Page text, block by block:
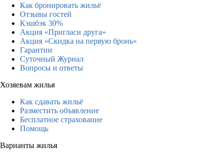
Как бронировать жильё
Отзывы гостей
Кэшбэк 30%
Акция «Пригласи друга»
Акция «Скидка на первую бронь»
Гарантии
Суточный Журнал
Вопросы и ответы
Хозяевам жилья
Как сдавать жильё
Разместить объявление
Бесплатное страхование
Помощь
Варианты жилья